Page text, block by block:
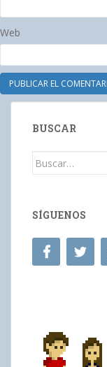
Web
BUSCAR
Buscar:
SÍGUENOS